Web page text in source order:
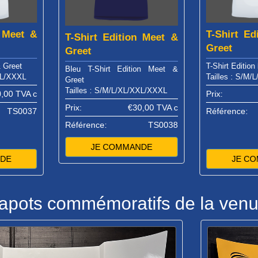
&
Greet
XXXL
TVA c
TS0037
T-Shirt Edition Meet &
Greet
Bleu T-Shirt Edition Meet &
Greet
Tailles : S/M/L/XL/XXL/XXXL
Prix: €30,00 TVA c
Référence:
TS0038
JE COMMANDE
T-Shirt
Greet
T-Shirt Edition
Tailles : S/M/
Prix:
Référence:
JE
commémoratifs de la